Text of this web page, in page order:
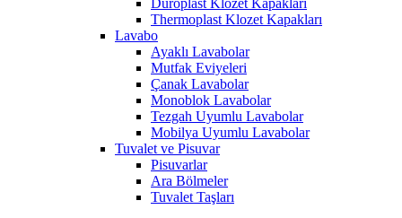
Duroplast Klozet Kapakları
Thermoplast Klozet Kapakları
Lavabo
Ayaklı Lavabolar
Mutfak Eviyeleri
Çanak Lavabolar
Monoblok Lavabolar
Tezgah Uyumlu Lavabolar
Mobilya Uyumlu Lavabolar
Tuvalet ve Pisuvar
Pisuvarlar
Ara Bölmeler
Tuvalet Taşları